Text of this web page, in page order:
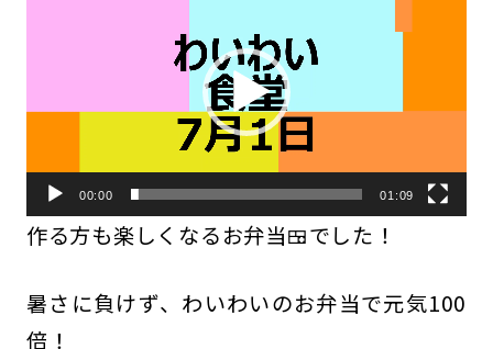
ヤ
ー
00:00 01:09
作る方も楽しくなるお弁当🍱でした！
暑さに負けず、わいわいのお弁当で元気100
倍！